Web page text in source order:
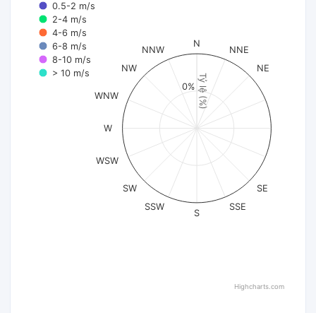
Tỷ lệ (%)
0.5-2 m/s
2-4 m/s
4-6 m/s
6-8 m/s
8-10 m/s
> 10 m/s
N
NNE
NE
SE
SSE
S
SSW
SW
WSW
W
WNW
NW
NNW
0%
Highcharts.com